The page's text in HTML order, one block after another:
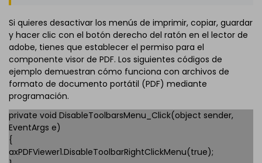
Si quieres desactivar los menús de imprimir, copiar, guardar
y hacer clic con el botón derecho del ratón en el lector de
adobe, tienes que establecer el permiso para el
componente visor de PDF. Los siguientes códigos de
ejemplo demuestran cómo funciona con archivos de
formato de documento portátil (PDF) mediante
programación.
private void DisableToolbarsMenu_Click(object sender,
EventArgs e)
{
axPDFViewer1.DisableToolbarRightClickMenu(true);